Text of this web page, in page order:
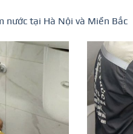
nước tại Hà Nội và Miền Bắc